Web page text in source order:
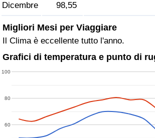
Dicembre 98,55
Migliori Mesi per Viaggiare
Il Clima è eccellente tutto l'anno.
Grafici di temperatura e punto di
60
80
100